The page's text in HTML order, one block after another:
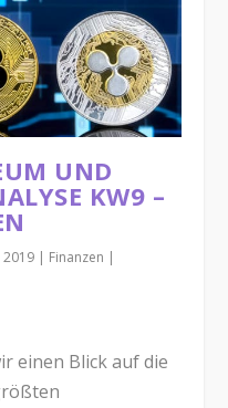
UND
KW9 –
2019 | Finanzen |
einen Blick auf die